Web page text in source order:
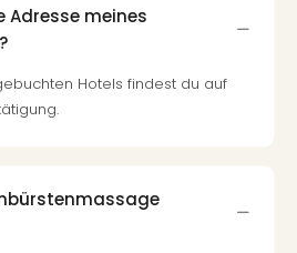
Adresse meines
Hotels findest du auf